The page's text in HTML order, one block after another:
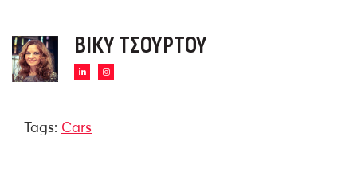
ΒΊΚΥ ΤΣΟΎΡΤΟΥ
Tags: Cars